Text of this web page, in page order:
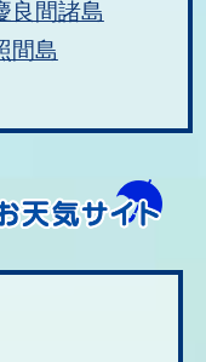
良間諸島
間島